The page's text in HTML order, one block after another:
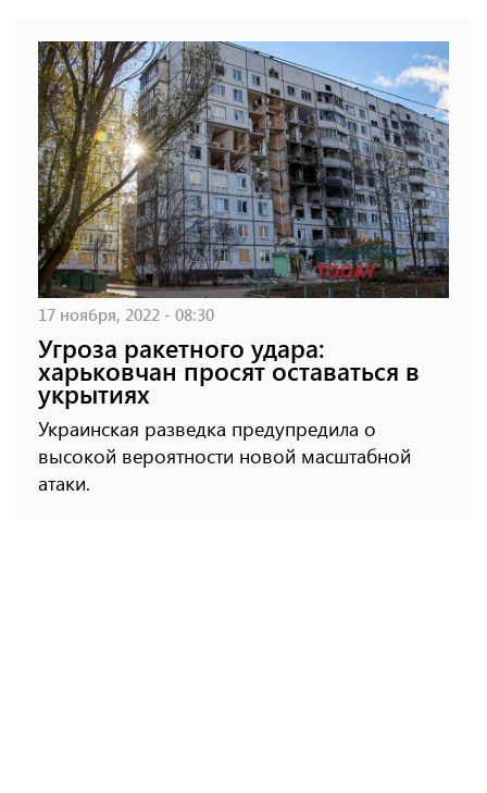
17 ноября, 2022 - 08:30
Угроза ракетного удара:
харьковчан просят оставаться в
укрытиях
Украинская разведка предупредила о
высокой вероятности новой масштабной
атаки.